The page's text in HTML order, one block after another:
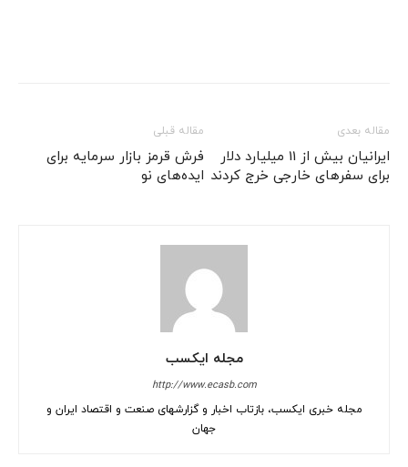
مقاله قبلی
فرش قرمز بازار سرمایه برای
ایده‌های نو
مقاله بعدی
ایرانیان بیش از 11 میلیارد دلار
برای سفرهای خارجی خرج کردند
مجله ایکسب
http://www.ecasb.com
مجله خبری ایکسب، بازتاب اخبار و گزارشهای صنعت و اقتصاد ایران و
جهان